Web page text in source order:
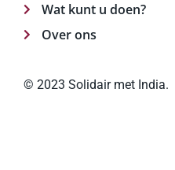
Wat kunt u doen?
Over ons
© 2023 Solidair met India.